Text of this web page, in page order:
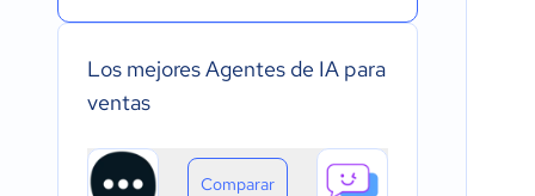
Los mejores Agentes de IA para
ventas
Comparar